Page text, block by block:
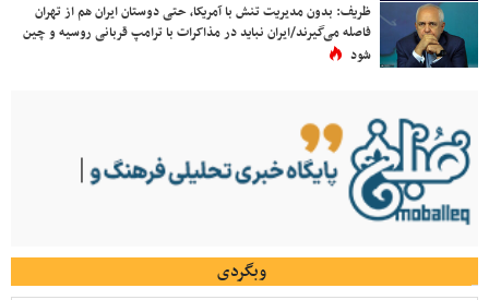
ظریف: بدون مدیریت تنش با آمریکا، حتی دوستان ایران هم از تهران
فاصله می‌گیرند/ایران نباید در مذاکرات با ترامپ قربانی روسیه و چین
شود
وبگردی